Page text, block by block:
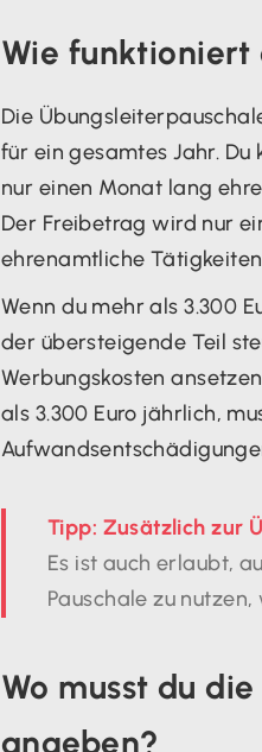
Wie funktioniert
Die
für ein gesamtes Jahr.
nur einen Monat lang
Der Freibetrag wird nur
ehrenamtliche
Wenn du mehr als 3.300
der übersteigende Teil
Werbungskosten
als 3.300 Euro jährlich,
Tipp: Zusätzlich zur
Es ist auch erlaubt,
Pauschale zu
Wo musst du
angeben?